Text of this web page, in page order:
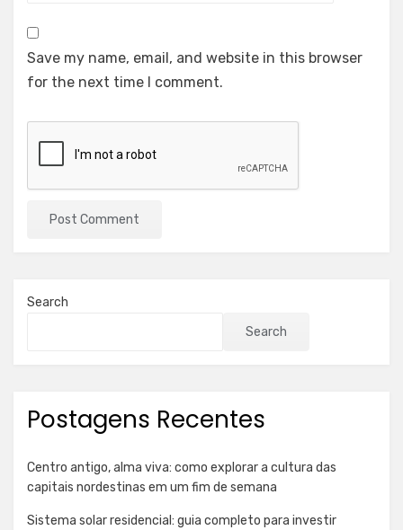
Save my name, email, and website in this browser
for the next time I comment.
Search
Search
Postagens Recentes
Centro antigo, alma viva: como explorar a cultura das
capitais nordestinas em um fim de semana
Sistema solar residencial: guia completo para investir